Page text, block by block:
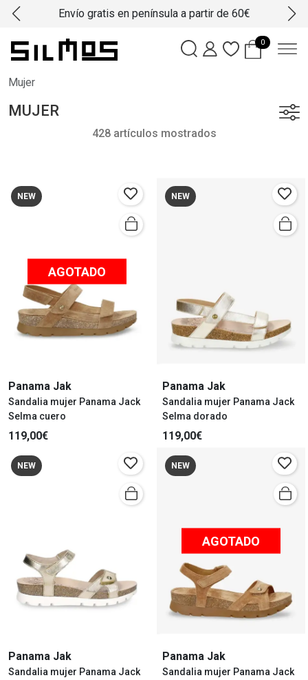
Envío gratis en península a partir de 60€
0
Mujer
MUJER
428 artículos mostrados
NEW
AGOTADO
Panama Jak
Sandalia mujer Panama Jack
Selma cuero
119,00€
NEW
Panama Jak
Sandalia mujer Panama Jack
Selma dorado
119,00€
NEW
Panama Jak
Sandalia mujer Panama Jack
NEW
AGOTADO
Panama Jak
Sandalia mujer Panama Jack